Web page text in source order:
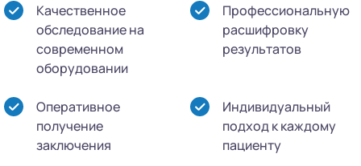
Качественное
обследование на
современном
оборудовании
Профессиональную
расшифровку
результатов
Оперативное
получение
заключения
Индивидуальный
подход к каждому
пациенту